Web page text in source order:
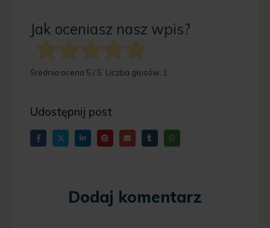
Jak oceniasz nasz wpis?
Średnia ocena 5 / 5. Liczba głosów: 1
Udostępnij post
Dodaj komentarz